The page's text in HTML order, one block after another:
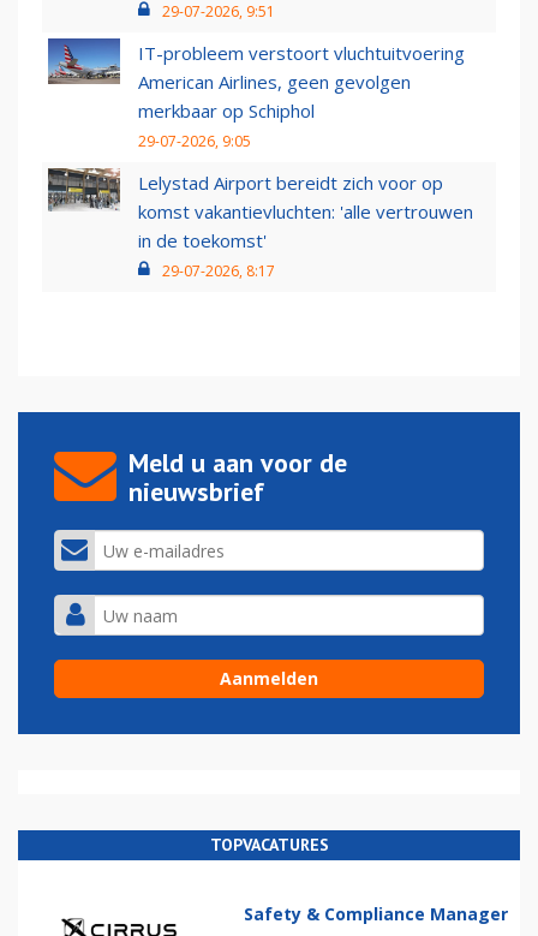
29-07-2026, 9:51
IT-probleem verstoort vluchtuitvoering
American Airlines, geen gevolgen
merkbaar op Schiphol
29-07-2026, 9:05
Lelystad Airport bereidt zich voor op
komst vakantievluchten: 'alle vertrouwen
in de toekomst'
29-07-2026, 8:17
Meld u aan voor de
nieuwsbrief
TOPVACATURES
Safety & Compliance Manager